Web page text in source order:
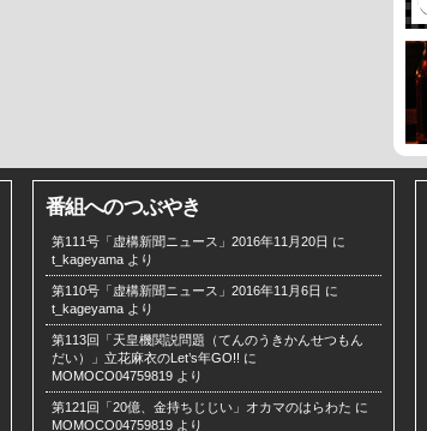
番組へのつぶやき
第111号「虚構新聞ニュース」2016年11月20日 に
t_kageyama より
第110号「虚構新聞ニュース」2016年11月6日 に
t_kageyama より
第113回「天皇機関説問題（てんのうきかんせつもん
だい）」立花麻衣のLet’s年GO!! に
MOMOCO04759819 より
第121回「20億、金持ちじじい」オカマのはらわた に
MOMOCO04759819 より